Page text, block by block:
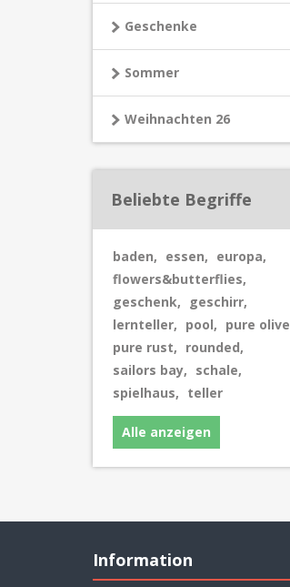
Geschenke
Sommer
Weihnachten 26
Beliebte Begriffe
baden, essen, europa,
flowers&butterflies,
geschenk, geschirr,
lernteller, pool, pure olive
pure rust, rounded,
sailors bay, schale,
spielhaus, teller
Alle anzeigen
Information